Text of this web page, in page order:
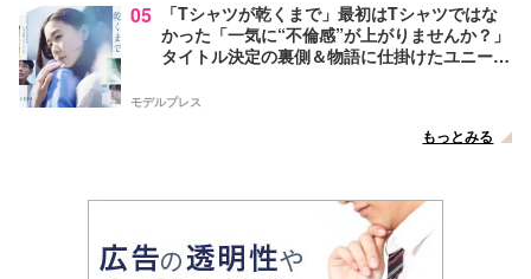
05
「Tシャツが乾くまで」最初はTシャツではな
かった「一気に“不倫感”が上がりませんか？」
タイトル決定の裏側＆物語に仕掛けたユニーク
モデルプレス
もっとみる